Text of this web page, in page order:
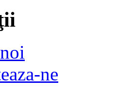
ne